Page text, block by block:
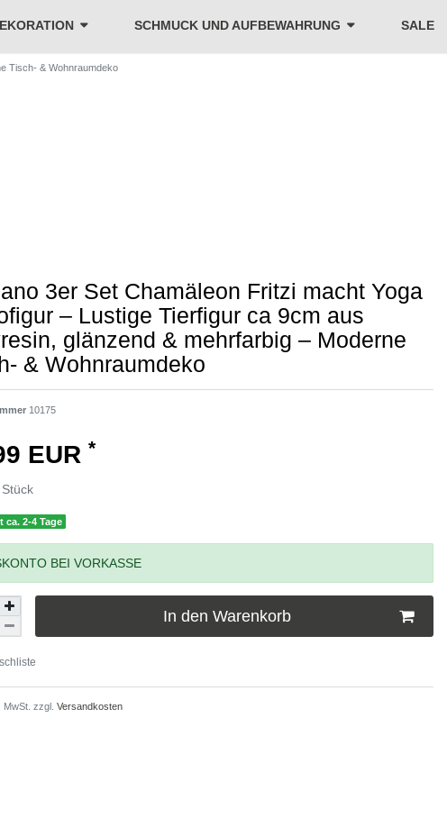
SCHMUCK UND AUFBEWAHRUNG SALE
Tisch- & Wohnraumdeko
3er Set Chamäleon Fritzi macht Yoga
– Lustige Tierfigur ca 9cm aus
glänzend & mehrfarbig – Moderne
& Wohnraumdeko
10175
EUR *
Stück
ca. 2-4 Tage
BEI VORKASSE
In den Warenkorb
MwSt. zzgl. Versandkosten